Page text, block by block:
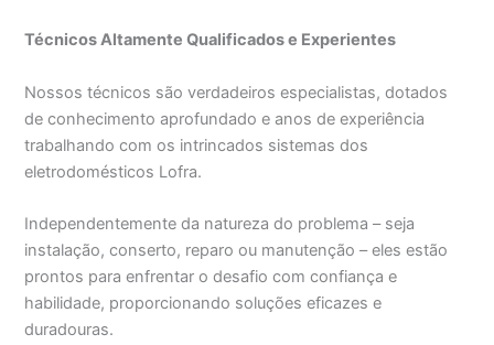
Técnicos Altamente Qualificados e Experientes
Nossos técnicos são verdadeiros especialistas, dotados
de conhecimento aprofundado e anos de experiência
trabalhando com os intrincados sistemas dos
eletrodomésticos Lofra.
Independentemente da natureza do problema – seja
instalação, conserto, reparo ou manutenção – eles estão
prontos para enfrentar o desafio com confiança e
habilidade, proporcionando soluções eficazes e
duradouras.